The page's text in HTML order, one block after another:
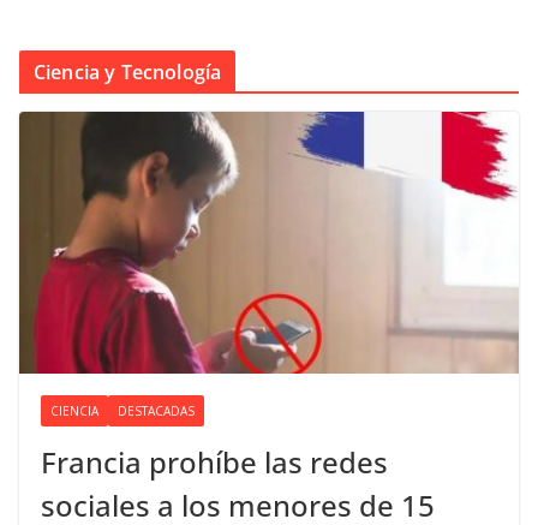
Ciencia y Tecnología
CIENCIA DESTACADAS
Francia prohíbe las redes
sociales a los menores de 15